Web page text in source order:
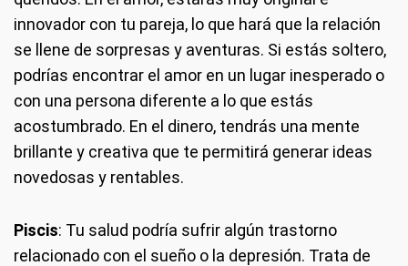
innovador con tu pareja, lo que hará que la relación
se llene de sorpresas y aventuras. Si estás soltero,
podrías encontrar el amor en un lugar inesperado o
con una persona diferente a lo que estás
acostumbrado. En el dinero, tendrás una mente
brillante y creativa que te permitirá generar ideas
novedosas y rentables.
Piscis: Tu salud podría sufrir algún trastorno
relacionado con el sueño o la depresión. Trata de